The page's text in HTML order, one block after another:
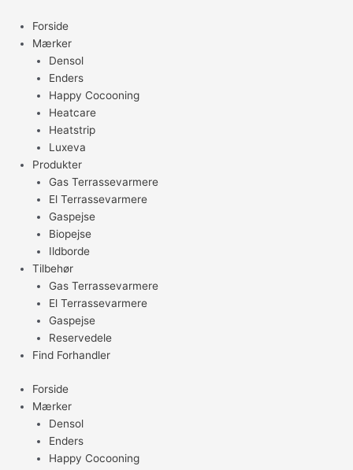
indholdet
Forside
Mærker
Densol
Enders
Happy Cocooning
Heatcare
Heatstrip
Luxeva
Produkter
Gas Terrassevarmere
El Terrassevarmere
Gaspejse
Biopejse
Ildborde
Tilbehør
Gas Terrassevarmere
El Terrassevarmere
Gaspejse
Reservedele
Find Forhandler
Forside
Mærker
Densol
Enders
Happy Cocooning